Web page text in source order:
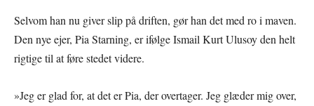
Selvom han nu giver slip på driften, gør han det med ro i maven.
Den nye ejer, Pia Starning, er ifølge Ismail Kurt Ulusoy den helt
rigtige til at føre stedet videre.
»Jeg er glad for, at det er Pia, der overtager. Jeg glæder mig over,